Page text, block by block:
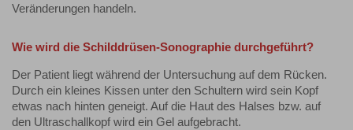
Veränderungen handeln.
Wie wird die Schilddrüsen-Sonographie durchgeführt?
Der Patient liegt während der Untersuchung auf dem Rücken.
Durch ein kleines Kissen unter den Schultern wird sein Kopf
etwas nach hinten geneigt. Auf die Haut des Halses bzw. auf
den Ultraschallkopf wird ein Gel aufgebracht.